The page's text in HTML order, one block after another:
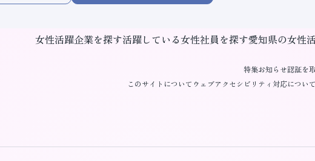
女性活躍企業を探す活躍している女性社員を探す愛知県の女性
特集お知らせ認証を
このサイトについて ウェブアクセシビリティ対応について